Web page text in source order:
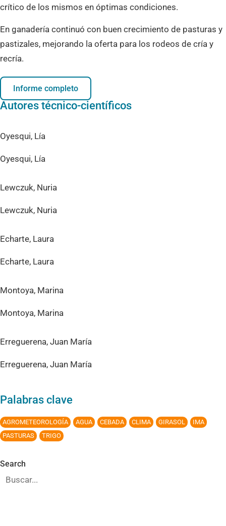
crítico de los mismos en óptimas condiciones.
En ganadería continuó con buen crecimiento de pasturas y
pastizales, mejorando la oferta para los rodeos de cría y
recría.
Informe completo
Autores técnico-científicos
Oyesqui, Lía
Oyesqui, Lía
Lewczuk, Nuria
Lewczuk, Nuria
Echarte, Laura
Echarte, Laura
Montoya, Marina
Montoya, Marina
Erreguerena, Juan María
Erreguerena, Juan María
Palabras clave
AGROMETEOROLOGÍA AGUA CEBADA CLIMA GIRASOL
IMA
PASTURAS
TRIGO
Search